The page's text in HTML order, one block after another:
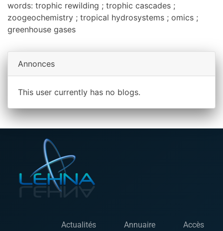
words: trophic rewilding ; trophic cascades ;
zoogeochemistry ; tropical hydrosystems ; omics ;
greenhouse gases
Annonces
This user currently has no blogs.
Actualités Annuaire Accès